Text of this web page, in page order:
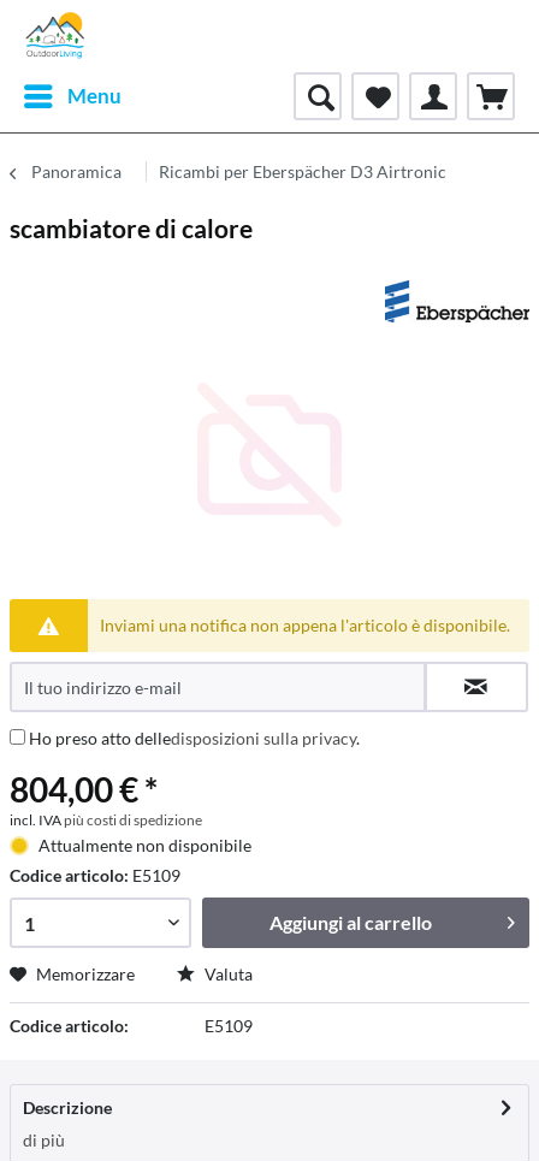
Menu
Panoramica Ricambi per Eberspächer D3 Airtronic
scambiatore di calore
Inviami una notifica non appena l'articolo è disponibile.
Ho preso atto delledisposizioni sulla privacy.
804,00 € *
incl. IVA più costi di spedizione
Attualmente non disponibile
Codice articolo: E5109
Aggiungi alcarrello
Memorizzare Valuta
Codice articolo: E5109
Descrizione
di più